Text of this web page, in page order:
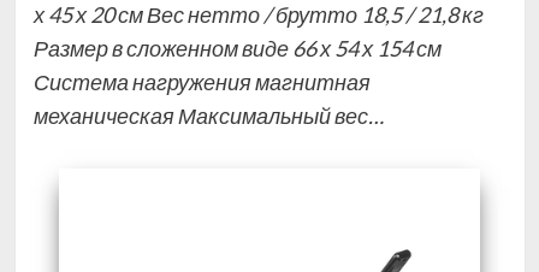
х 45 х 20 см Вес нетто / брутто 18,5 / 21,8 кг
Размер в сложенном виде 66 х 54 х 154 см
Система нагружения магнитная
механическая Максимальный вес…